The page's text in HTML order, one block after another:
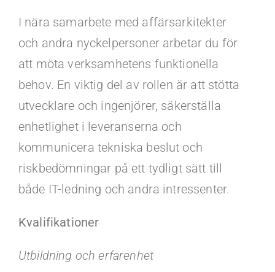
I nära samarbete med affärsarkitekter
och andra nyckelpersoner arbetar du för
att möta verksamhetens funktionella
behov. En viktig del av rollen är att stötta
utvecklare och ingenjörer, säkerställa
enhetlighet i leveranserna och
kommunicera tekniska beslut och
riskbedömningar på ett tydligt sätt till
både IT-ledning och andra intressenter.
Kvalifikationer
Utbildning och erfarenhet